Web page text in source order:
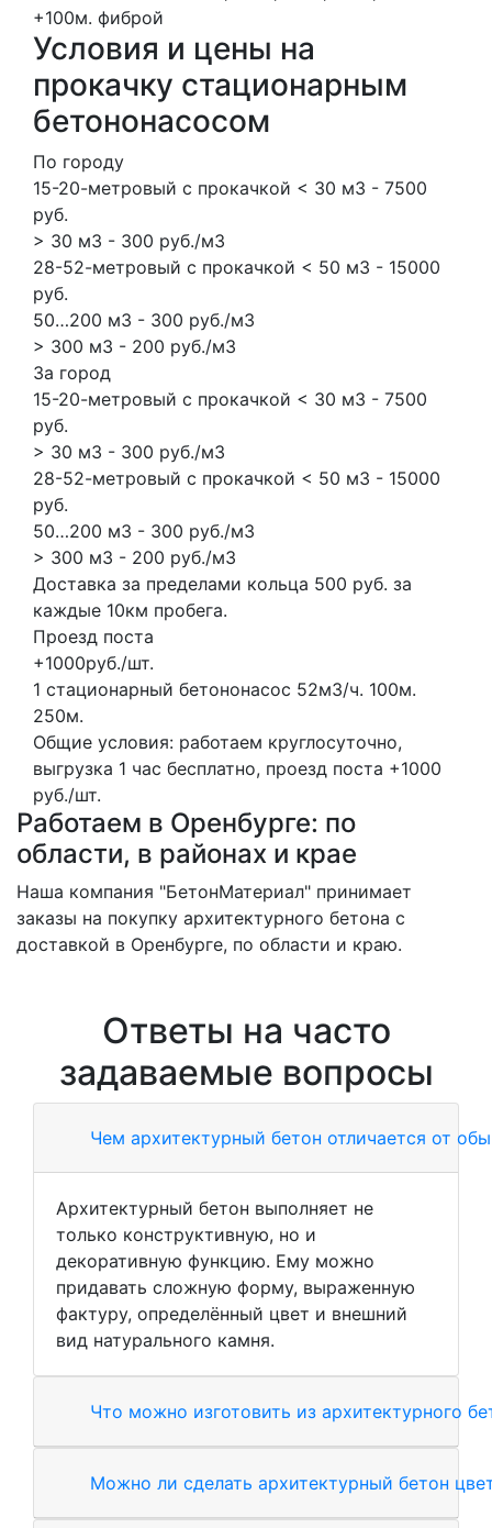
+100м. фиброй
Условия и цены на
прокачку стационарным
бетононасосом
По городу
15-20-метровый с прокачкой < 30 м3 - 7500
руб.
> 30 м3 - 300 руб./м3
28-52-метровый с прокачкой < 50 м3 - 15000
руб.
50…200 м3 - 300 руб./м3
> 300 м3 - 200 руб./м3
За город
15-20-метровый с прокачкой < 30 м3 - 7500
руб.
> 30 м3 - 300 руб./м3
28-52-метровый с прокачкой < 50 м3 - 15000
руб.
50…200 м3 - 300 руб./м3
> 300 м3 - 200 руб./м3
Доставка за пределами кольца 500 руб. за
каждые 10км пробега.
Проезд поста
+1000руб./шт.
1 стационарный бетононасос 52м3/ч. 100м.
250м.
Общие условия: работаем круглосуточно,
выгрузка 1 час бесплатно, проезд поста +1000
руб./шт.
Работаем в Оренбурге: по
области, в районах и крае
Наша компания "БетонМатериал" принимает
заказы на покупку архитектурного бетона с
доставкой в Оренбурге, по области и краю.
Ответы на часто
задаваемые вопросы
Чем архитектурный бетон отличается от
Архитектурный бетон выполняет не
только конструктивную, но и
декоративную функцию. Ему можно
придавать сложную форму, выраженную
фактуру, определённый цвет и внешний
вид натурального камня.
Что можно изготовить из архитектурного
Можно ли сделать архитектурный бетон